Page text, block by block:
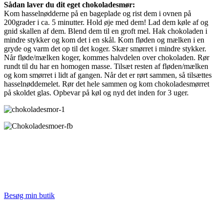
Sådan laver du dit eget chokoladesmør:
Kom hasselnødderne på en bageplade og rist dem i ovnen på
200grader i ca. 5 minutter. Hold øje med dem! Lad dem køle af og
gnid skallen af dem. Blend dem til en groft mel. Hak chokoladen i
mindre stykker og kom det i en skål. Kom fløden og mælken i en
gryde og varm det op til det koger. Skær smørret i mindre stykker.
Når fløde/mælken koger, kommes halvdelen over chokoladen. Rør
rundt til du har en homogen masse. Tilsæt resten af fløden/mælken
og kom smørret i lidt af gangen. Når det er rørt sammen, så tilsættes
hasselnøddemelet. Rør det hele sammen og kom chokoladesmørret
på skoldet glas. Opbevar på køl og nyd det inden for 3 uger.
Besøg min butik